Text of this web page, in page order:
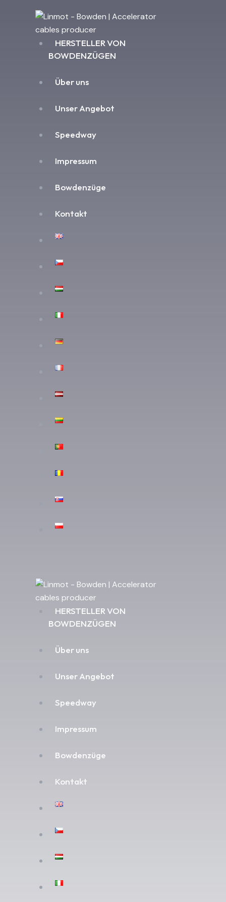
HERSTELLER VON
BOWDENZÜGEN
Über uns
Unser Angebot
Speedway
Impressum
Bowdenzüge
Kontakt
HERSTELLER VON
BOWDENZÜGEN
Über uns
Unser Angebot
Speedway
Impressum
Bowdenzüge
Kontakt